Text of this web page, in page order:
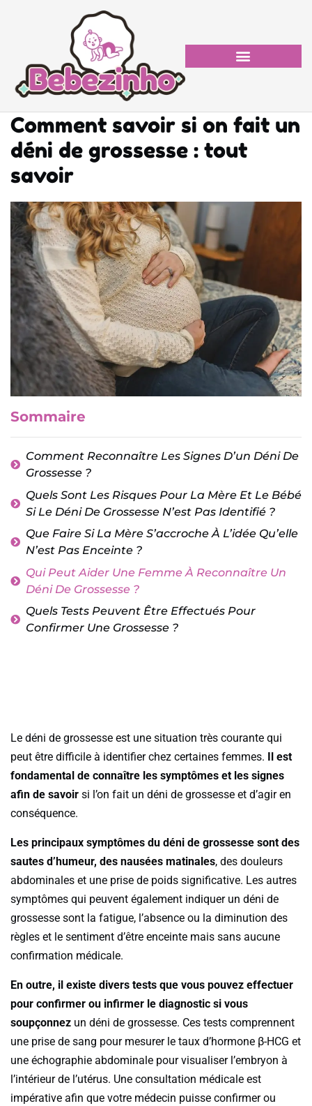
Comment savoir si on fait un
déni de grossesse : tout
savoir
Sommaire
Comment Reconnaître Les Signes D’un Déni De
Grossesse ?
Quels Sont Les Risques Pour La Mère Et Le Bébé
Si Le Déni De Grossesse N’est Pas Identifié ?
Que Faire Si La Mère S’accroche À L’idée Qu’elle
N’est Pas Enceinte ?
Qui Peut Aider Une Femme À Reconnaître Un
Déni De Grossesse ?
Quels Tests Peuvent Être Effectués Pour
Confirmer Une Grossesse ?
Le déni de grossesse est une situation très courante qui
peut être difficile à identifier chez certaines femmes. Il est
fondamental de connaître les symptômes et les signes
afin de savoir si l’on fait un déni de grossesse et d’agir en
conséquence.
Les principaux symptômes du déni de grossesse sont des
sautes d’humeur, des nausées matinales, des douleurs
abdominales et une prise de poids significative. Les autres
symptômes qui peuvent également indiquer un déni de
grossesse sont la fatigue, l’absence ou la diminution des
règles et le sentiment d’être enceinte mais sans aucune
confirmation médicale.
En outre, il existe divers tests que vous pouvez effectuer
pour confirmer ou infirmer le diagnostic si vous
soupçonnez un déni de grossesse. Ces tests comprennent
une prise de sang pour mesurer le taux d’hormone β-HCG et
une échographie abdominale pour visualiser l’embryon à
l’intérieur de l’utérus. Une consultation médicale est
impérative afin que votre médecin puisse confirmer ou